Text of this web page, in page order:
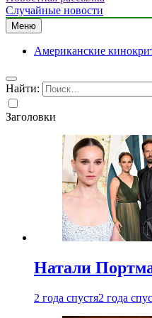
Случайные новости
Меню
Американские
Найти:
Заголовки
Натали
2 года спустя2 года